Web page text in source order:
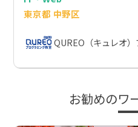
東京都 中野区
QUREO（キュレオ
お勧めのワ